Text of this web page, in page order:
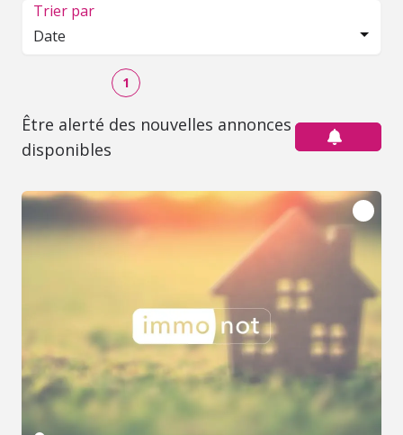
Trier par
Date
1
Être alerté des nouvelles annonces
disponibles